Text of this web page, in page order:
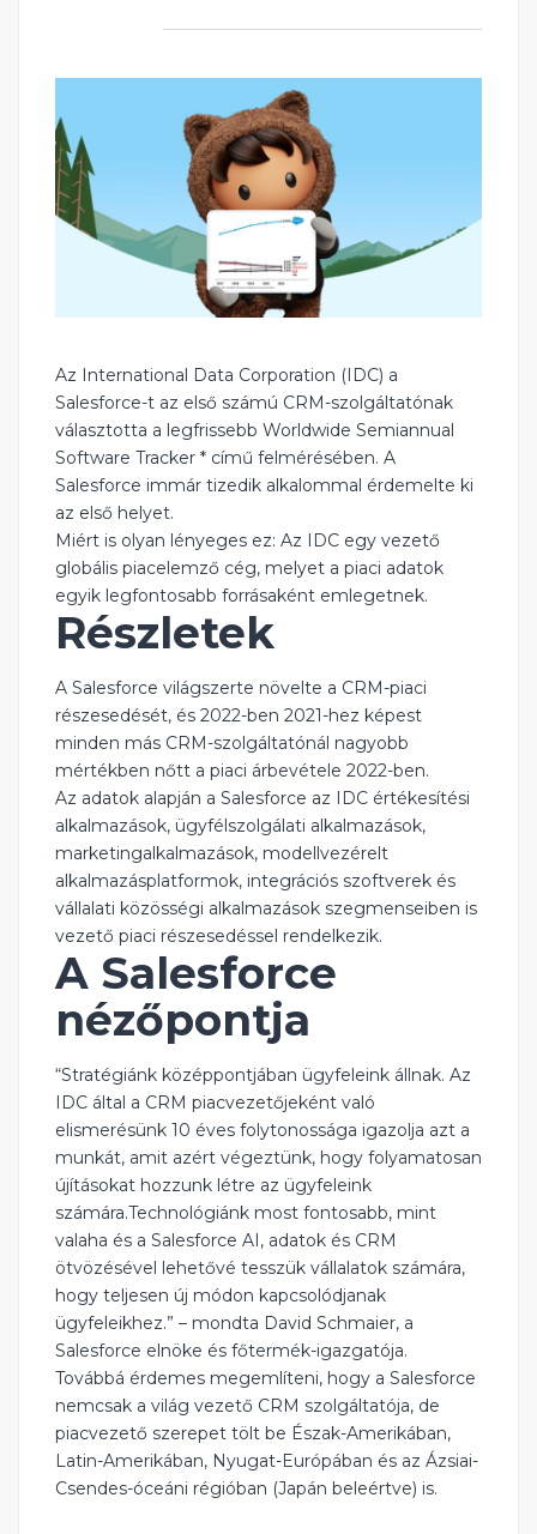
Az International Data Corporation (IDC) a
Salesforce-t az első számú CRM-szolgáltatónak
választotta a legfrissebb Worldwide Semiannual
Software Tracker * című felmérésében. A
Salesforce immár tizedik alkalommal érdemelte ki
az első helyet.
Miért is olyan lényeges ez: Az IDC egy vezető
globális piacelemző cég, melyet a piaci adatok
egyik legfontosabb forrásaként emlegetnek.
Részletek
A Salesforce világszerte növelte a CRM-piaci
részesedését, és 2022-ben 2021-hez képest
minden más CRM-szolgáltatónál nagyobb
mértékben nőtt a piaci árbevétele 2022-ben.
Az adatok alapján a Salesforce az IDC értékesítési
alkalmazások, ügyfélszolgálati alkalmazások,
marketingalkalmazások, modellvezérelt
alkalmazásplatformok, integrációs szoftverek és
vállalati közösségi alkalmazások szegmenseiben is
vezető piaci részesedéssel rendelkezik.
A Salesforce
nézőpontja
“Stratégiánk középpontjában ügyfeleink állnak. Az
IDC által a CRM piacvezetőjeként való
elismerésünk 10 éves folytonossága igazolja azt a
munkát, amit azért végeztünk, hogy folyamatosan
újításokat hozzunk létre az ügyfeleink
számára.Technológiánk most fontosabb, mint
valaha és a Salesforce AI, adatok és CRM
ötvözésével lehetővé tesszük vállalatok számára,
hogy teljesen új módon kapcsolódjanak
ügyfeleikhez.” – mondta David Schmaier, a
Salesforce elnöke és főtermék-igazgatója.
Továbbá érdemes megemlíteni, hogy a Salesforce
nemcsak a világ vezető CRM szolgáltatója, de
piacvezető szerepet tölt be Észak-Amerikában,
Latin-Amerikában, Nyugat-Európában és az Ázsiai-
Csendes-óceáni régióban (Japán beleértve) is.